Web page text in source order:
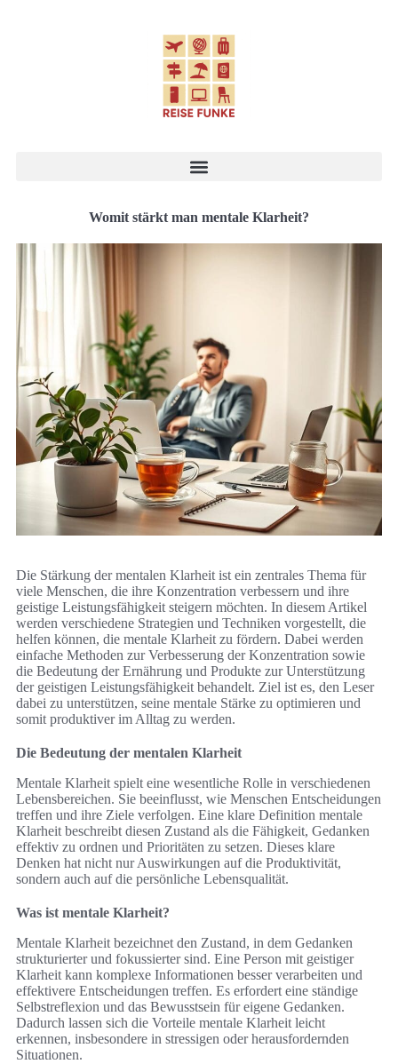
Womit stärkt man mentale Klarheit?
Die Stärkung der mentalen Klarheit ist ein zentrales Thema für
viele Menschen, die ihre Konzentration verbessern und ihre
geistige Leistungsfähigkeit steigern möchten. In diesem Artikel
werden verschiedene Strategien und Techniken vorgestellt, die
helfen können, die mentale Klarheit zu fördern. Dabei werden
einfache Methoden zur Verbesserung der Konzentration sowie
die Bedeutung der Ernährung und Produkte zur Unterstützung
der geistigen Leistungsfähigkeit behandelt. Ziel ist es, den Leser
dabei zu unterstützen, seine mentale Stärke zu optimieren und
somit produktiver im Alltag zu werden.
Die Bedeutung der mentalen Klarheit
Mentale Klarheit spielt eine wesentliche Rolle in verschiedenen
Lebensbereichen. Sie beeinflusst, wie Menschen Entscheidungen
treffen und ihre Ziele verfolgen. Eine klare Definition mentale
Klarheit beschreibt diesen Zustand als die Fähigkeit, Gedanken
effektiv zu ordnen und Prioritäten zu setzen. Dieses klare
Denken hat nicht nur Auswirkungen auf die Produktivität,
sondern auch auf die persönliche Lebensqualität.
Was ist mentale Klarheit?
Mentale Klarheit bezeichnet den Zustand, in dem Gedanken
strukturierter und fokussierter sind. Eine Person mit geistiger
Klarheit kann komplexe Informationen besser verarbeiten und
effektivere Entscheidungen treffen. Es erfordert eine ständige
Selbstreflexion und das Bewusstsein für eigene Gedanken.
Dadurch lassen sich die Vorteile mentale Klarheit leicht
erkennen, insbesondere in stressigen oder herausfordernden
Situationen.